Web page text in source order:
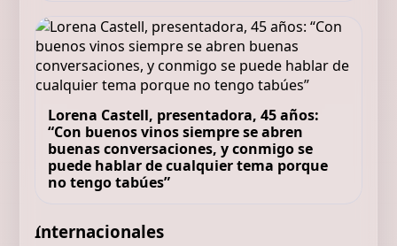
Lorena Castell, presentadora, 45 años:
“Con buenos vinos siempre se abren
buenas conversaciones, y conmigo se
puede hablar de cualquier tema porque
no tengo tabúes”
Internacionales